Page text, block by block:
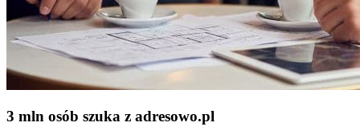
3 mln osób szuka z adresowo.pl